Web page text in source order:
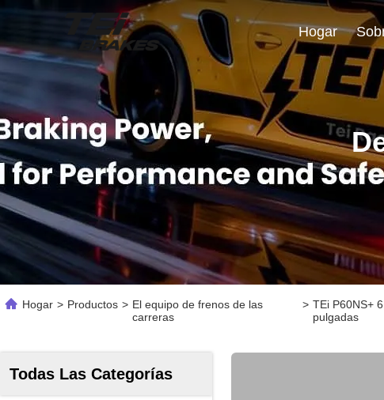
Hogar
Hogar > Productos > El equipo de frenos de las
carreras
> TEi P60NS+
pulgadas
Todas Las Categorías